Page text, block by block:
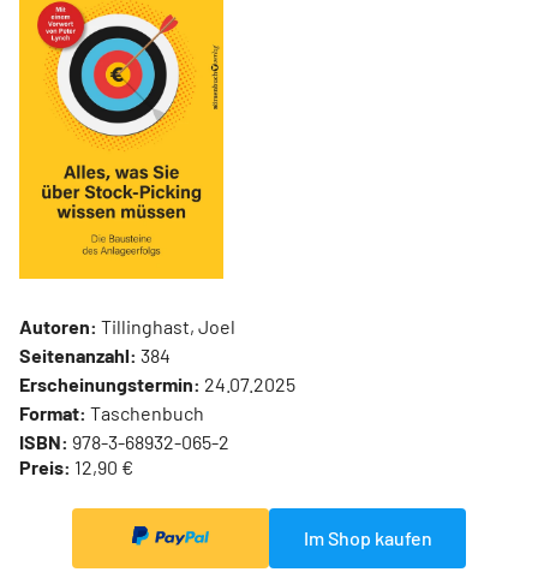
Autoren: Tillinghast, Joel
Seitenanzahl: 384
Erscheinungstermin: 24.07.2025
Format: Taschenbuch
ISBN: 978-3-68932-065-2
Preis: 12,90 €
Im Shop kaufen